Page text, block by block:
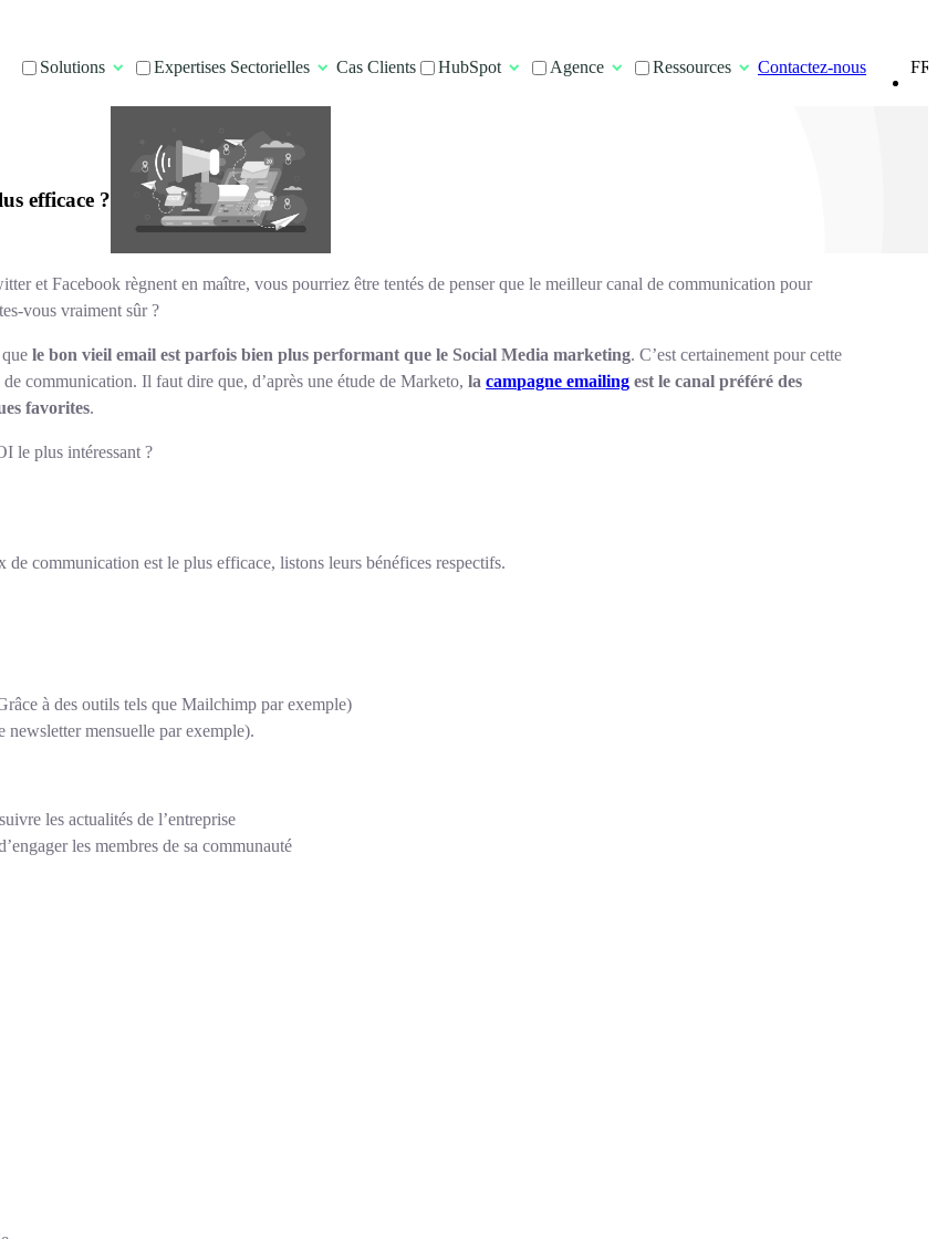
Solutions Expertises Sectorielles Cas Clients HubSpot Agence Ressources Contactez-nous
efficace ?
et Facebook règnent en maître, vous pourriez être tentés de penser que le meilleur canal de communication pour
vous vraiment sûr ?
quele bon vieil email est parfois bien plus performant que le Social Media marketing. C’est certainement pour cette
communication. Il faut dire que, d’après une étude de Marketo,lacampagne emailing est le canal préféré des
favorites.
le plus intéressant ?
communication est le plus efficace, listons leurs bénéfices respectifs.
à des outils tels que Mailchimp par exemple)
newsletter mensuelle par exemple).
les actualités de l’entreprise
les membres de sa communauté